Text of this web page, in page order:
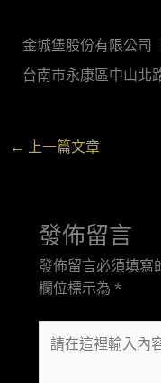
金城堡股份有限公司
台南市永康區中山北
← 上一篇文章
發佈留言
發佈留言必須填寫
欄位標示為 *
在